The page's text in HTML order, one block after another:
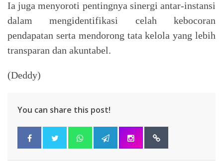
Ia juga menyoroti pentingnya sinergi antar-instansi
dalam mengidentifikasi celah kebocoran
pendapatan serta mendorong tata kelola yang lebih
transparan dan akuntabel.
(Deddy)
You can share this post!